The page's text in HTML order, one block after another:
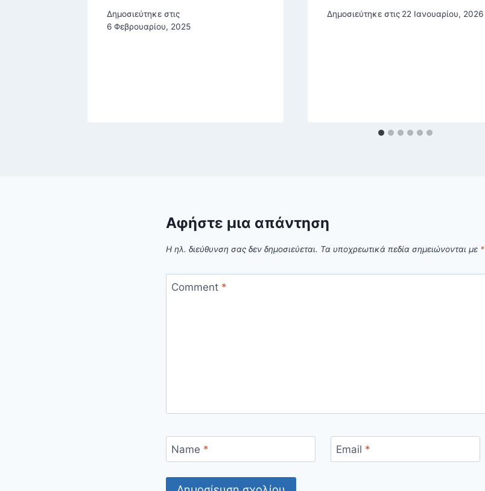
Δημοσιεύτηκε στις
6 Φεβρουαρίου, 2025
Δημοσιεύτηκε στις 22 Ιανουαρίου, 2026
Αφήστε μια απάντηση
Η ηλ. διεύθυνση σας δεν δημοσιεύεται. Τα υποχρεωτικά πεδία σημειώνονται με *
Comment *
Name * Email *